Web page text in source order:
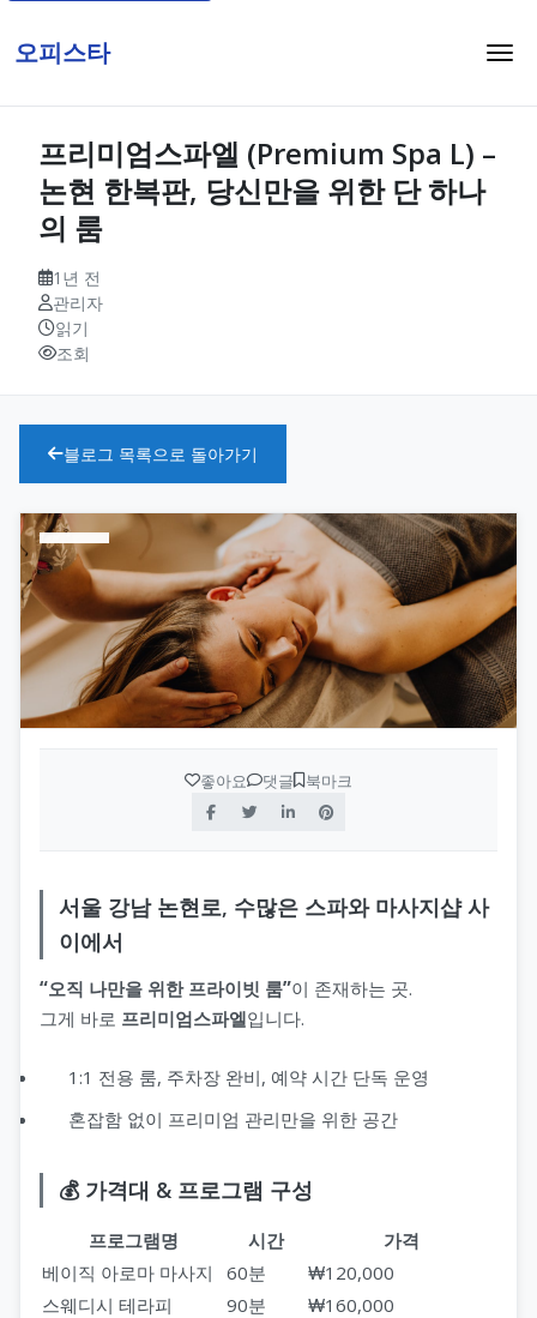
오피스타
프리미엄스파엘 (Premium Spa L) –
논현 한복판, 당신만을 위한 단 하나
의 룸
1년 전
관리자
읽기
조회
블로그 목록으로 돌아가기
좋아요 댓글 북마크
서울 강남 논현로, 수많은 스파와 마사지샵 사
이에서
“오직 나만을 위한 프라이빗 룸”이 존재하는 곳.
그게 바로 프리미엄스파엘입니다.
1:1 전용 룸, 주차장 완비, 예약 시간 단독 운영
혼잡함 없이 프리미엄 관리만을 위한 공간
💰 가격대 & 프로그램 구성
프로그램명 시간
가격
베이직 아로마 마사지
60분
₩120,000
스웨디시 테라피
90분
₩160,000